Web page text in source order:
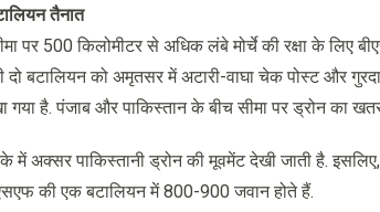
तैनात
पर 500 किलोमीटर से अधिक लंबे मोर्चे की रक्षा के लिए
दो बटालियन को अमृतसर में अटारी-वाघा चेक पोस्ट और
है. पंजाब और पाकिस्तान के बीच सीमा पर ड्रोन का
अक्सर पाकिस्तानी ड्रोन की मूवमेंट देखी जाती है.
की एक बटालियन में 800-900 जवान होते हैं.